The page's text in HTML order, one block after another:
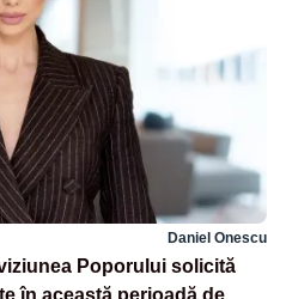
Daniel Onescu
Poporului solicită